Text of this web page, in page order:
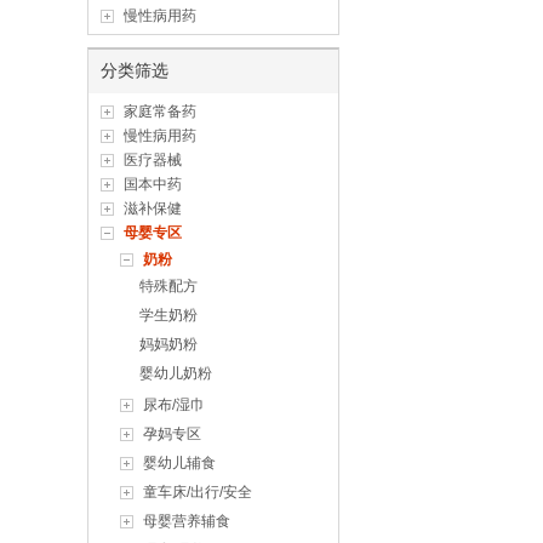
慢性病用药
分类筛选
家庭常备药
慢性病用药
医疗器械
国本中药
滋补保健
母婴专区
奶粉
特殊配方
学生奶粉
妈妈奶粉
婴幼儿奶粉
尿布/湿巾
孕妈专区
婴幼儿辅食
童车床/出行/安全
母婴营养辅食